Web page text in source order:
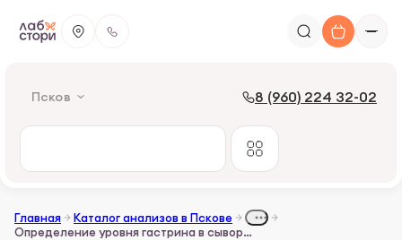
Псков 8 (960) 224 32-02
Главная
Каталог анализов в Пскове
Определение уровня гастрина в сыворотке крови